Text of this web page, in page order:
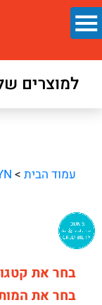
למוצרים
עמוד הבית >
בחר את
בחר את